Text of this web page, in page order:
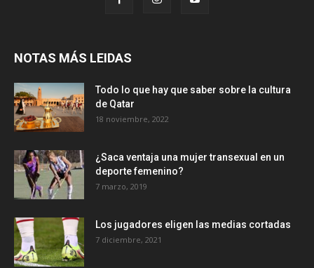
NOTAS MÁS LEIDAS
Todo lo que hay que saber sobre la cultura
de Qatar
18 noviembre, 2022
¿Saca ventaja una mujer transexual en un
deporte femenino?
7 marzo, 2019
Los jugadores eligen las medias cortadas
7 diciembre, 2021